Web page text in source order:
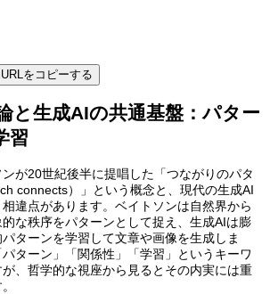
をコピーする
と生成AIの共通基盤：パター
習
が20世紀後半に提唱した「つながりのパタ
connects）」という概念と、現代の生成AI
違点があります。ベイトソンは自然界から
な秩序をパターンとして捉え、生成AIは膨
ターンを学習して文章や画像を生成しま
ターン」「関係性」「学習」というキーワ
、哲学的な視座から見るとその内実には重